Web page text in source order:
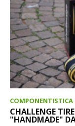
COMPONENTISTICA
CHALLENGE
"HANDMADE"